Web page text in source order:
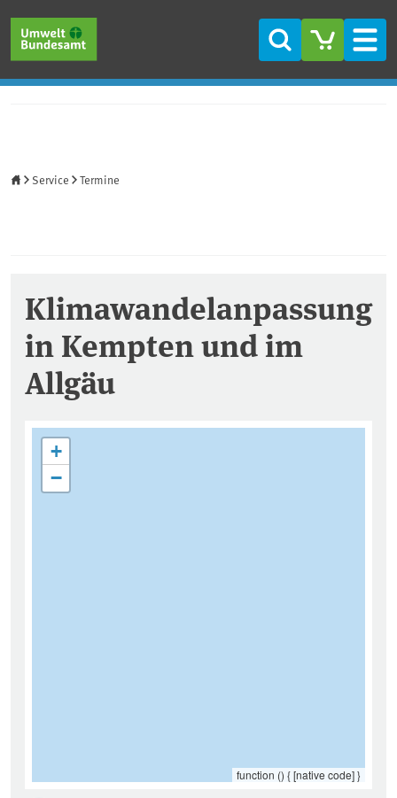
Suche
Service Termine
Klimawandelanpassung
in Kempten und im
Allgäu
+
−
function () { [native code] }